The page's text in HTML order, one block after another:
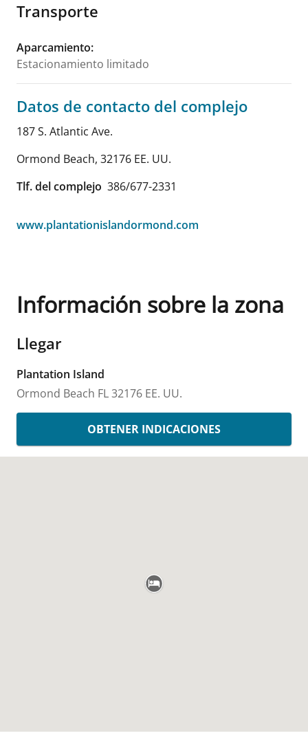
Transporte
Aparcamiento:
Estacionamiento limitado
Datos de contacto del complejo
187 S. Atlantic Ave.
Ormond Beach, 32176 EE. UU.
Tlf. del complejo 386/677-2331
www.plantationislandormond.com
Información sobre la zona
Llegar
Plantation Island
Ormond Beach FL32176 EE. UU.
OBTENER INDICACIONES